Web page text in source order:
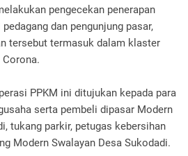
pengecekan penerapan
dan pengunjung pasar,
tersebut termasuk dalam klaster
PPKM ini ditujukan kepada para
serta pembeli dipasar Modern
tukang parkir, petugas kebersihan
Modern Swalayan Desa Sukodadi.